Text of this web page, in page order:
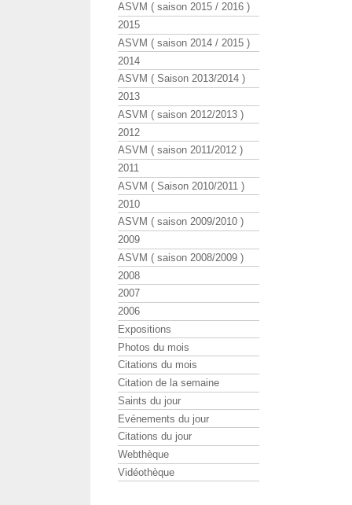
ASVM ( saison 2015 / 2016 )
2015
ASVM ( saison 2014 / 2015 )
2014
ASVM ( Saison 2013/2014 )
2013
ASVM ( saison 2012/2013 )
2012
ASVM ( saison 2011/2012 )
2011
ASVM ( Saison 2010/2011 )
2010
ASVM ( saison 2009/2010 )
2009
ASVM ( saison 2008/2009 )
2008
2007
2006
Expositions
Photos du mois
Citations du mois
Citation de la semaine
Saints du jour
Evénements du jour
Citations du jour
Webthèque
Vidéothèque